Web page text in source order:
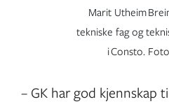
Marit Utheim
tekniske fag og
i Consto.
– GK har god kjennskap